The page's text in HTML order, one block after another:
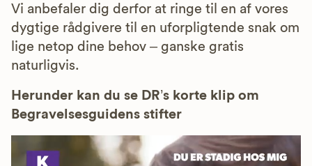
Vi anbefaler dig derfor at ringe til en af vores
dygtige rådgivere til en uforpligtende snak om
lige netop dine behov – ganske gratis
naturligvis.
Herunder kan du se DR’s korte klip om
Begravelsesguidens stifter